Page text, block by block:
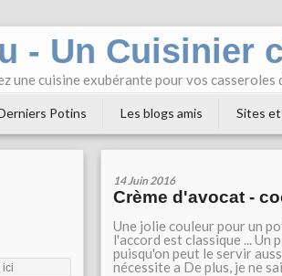
- Un Cuisinier
une cuisine exubérante pour vos casseroles
Potins Les blogs amis Sites
14 Juin 2016
Crème d'avocat -
Une jolie couleur pour un
l'accord est classique ... Un
puisqu'on peut le servir
nécessite a De plus, je ne